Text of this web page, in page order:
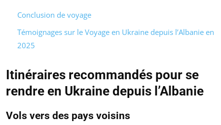
Conclusion de voyage
Témoignages sur le Voyage en Ukraine depuis l’Albanie en
2025
Itinéraires recommandés pour se
rendre en Ukraine depuis l’Albanie
Vols vers des pays voisins